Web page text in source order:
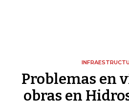
Problemas en
obras en